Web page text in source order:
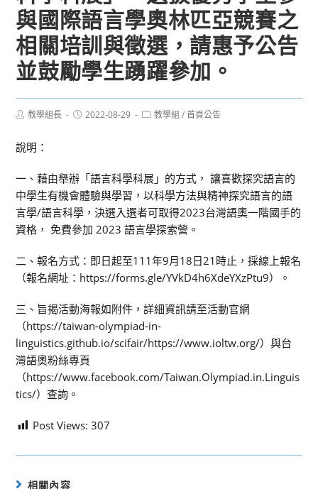
與國際語言學奧林匹亞競賽之
相關培訓與徵選，請惠予公告
並鼓勵學生踴躍參加。
Post教學組長
Post2022-08-29
Post教學組 / 首頁公告
說明：
一、藉由舉辦「語言科學科展」的方式， 讓喜歡探究語言的
中學生有機會體驗與學習，以科學方法與精神探究語言的語
言學/語言科學，決選入選者可取得2023台灣語奧一階國手的
資格， 免費參加 2023 語言學探索營。
二、報名方式：即日起至111年9月18日21時止，採線上報名
（報名網址：https://forms.gle/YVkD4h6XdeYXzPtu9）。
三、旨揭活動海報如附件，詳細資訊請至活動官網
（https://taiwan-olympiad-in-
linguistics.github.io/scifair/https://www.ioltw.org/）與台
灣語奧粉絲專頁
（https://www.facebook.com/Taiwan.Olympiad.in.Linguis
tics/）查詢。
Post Views: 307
相關內容